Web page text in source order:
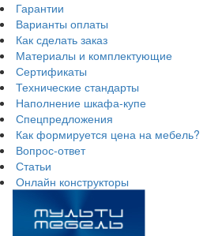
Гарантии
Варианты оплаты
Как сделать заказ
Материалы и комплектующие
Сертификаты
Технические стандарты
Наполнение шкафа-купе
Спецпредложения
Как формируется цена на мебель?
Вопрос-ответ
Статьи
Онлайн конструкторы